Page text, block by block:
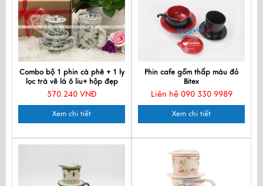
Combo bộ 1 phin cà phê + 1 ly
lọc trà vẽ lá ô liu+ hộp đẹp
570.240 VNĐ
Xem chi tiết
Phin cafe gốm thấp màu đỏ
Bitex
Liên hệ 090 330 9989
Xem chi tiết